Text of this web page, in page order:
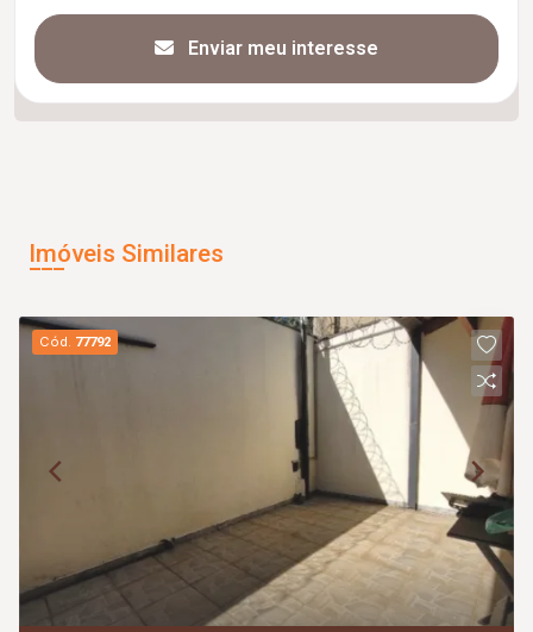
Enviar meu interesse
Imóveis Similares
Cód. 77792